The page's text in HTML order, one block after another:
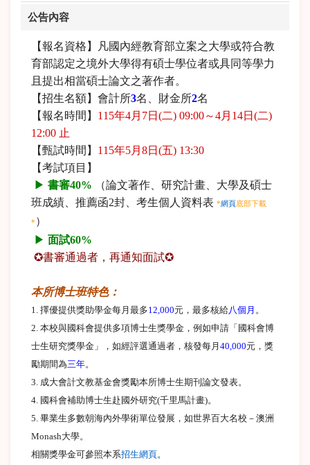
公告內容
【報名資格】凡國內經教育部立案之大學或符合教
育部認定之境外大學得有碩士學位者或具同等學力
且提出相當碩士論文之著作者。
【招生名額】會計所3名、財金所2名
【報名時間】 115年4月7日(二) 09:00～4月14日(二)
12:00 止
【甄試時間】 115年5月8日(五) 13:30
【考試項目】
▶ 書審40% （論文著作、研究計畫、大學及碩士
班成績、推薦函2封、考生個人資料表 *網頁底部下載
* ）
▶ 面試60%
✪書審通過者，再通知面試✪
本所博士班特色：
1. 擇優提供獎助學金每月最多12,000元，最多核給八個月 。
2. 本校與國科會提供多項博士生獎學金，例如申請「國科會博
士生研究獎學金」，如經評選通過者，核發每月 40,000元，獎
勵期間為三年。
3. 成大會計文教基金會獎勵本所博士生期刊論文發表。
4. 國科會補助博士生赴國外研究(千里馬計畫)。
5. 畢業生多數朝海內外學術單位發展，如世界百大名校－澳洲
Monash大學。
相關獎學金可參照本系招生網頁。